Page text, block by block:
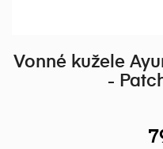
Vonné kužele
-